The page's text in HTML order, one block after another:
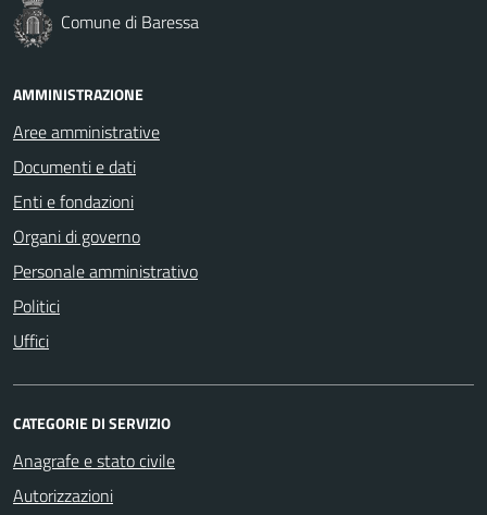
Comune di Baressa
AMMINISTRAZIONE
Aree amministrative
Documenti e dati
Enti e fondazioni
Organi di governo
Personale amministrativo
Politici
Uffici
CATEGORIE DI SERVIZIO
Anagrafe e stato civile
Autorizzazioni